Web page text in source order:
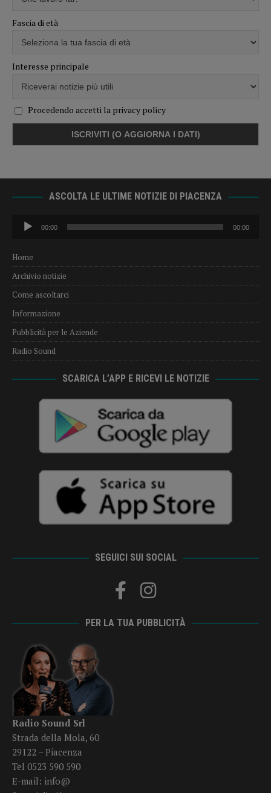
Fascia di età
Interesse principale
Procedendo accetti la privacy policy
ASCOLTA LE ULTIME NOTIZIE DI PIACENZA
Audio
Player
00:00 00:00
Home
Archivio notizie
Come ascoltarci
Informazione
Pubblicità per le Aziende
Radio Sound
SCARICA L’APP E RICEVI LE NOTIZIE
SEGUICI SUI SOCIAL
PER LA TUA PUBBLICITÀ
Radio Sound Srl
Strada della Mola, 60
29122 – Piacenza
Tel 0523 590 590
E-mail: info@